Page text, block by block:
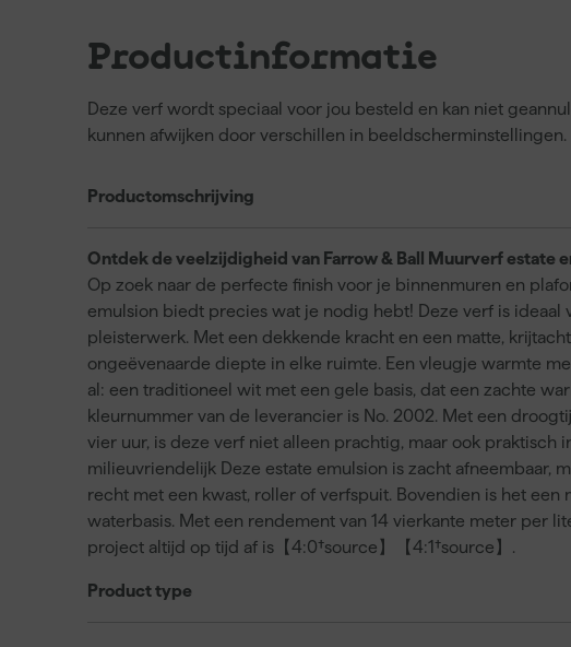
Productinformatie
Deze verf wordt speciaal voor jou besteld en kan niet
kunnen afwijken door verschillen in beeldscherminstellingen.
Productomschrijving
Ontdek de veelzijdigheid van Farrow & Ball Muurverf estate
Op zoek naar de perfecte finish voor je binnenmuren en
emulsion biedt precies wat je nodig hebt! Deze verf is
pleisterwerk. Met een dekkende kracht en een matte,
ongeëvenaarde diepte in elke ruimte. Een vleugje warmte
al: een traditioneel wit met een gele basis, dat een zachte
kleurnummer van de leverancier is No. 2002. Met een
vier uur, is deze verf niet alleen prachtig, maar ook praktisch
milieuvriendelijk Deze estate emulsion is zacht afneembaar,
recht met een kwast, roller of verfspuit. Bovendien is het
waterbasis. Met een rendement van 14 vierkante meter per
project altijd op tijd af is【4:0†source】【4:1†source】.
Product type